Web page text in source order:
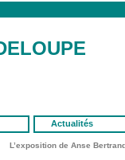
Actualités
L’exposition de Anse